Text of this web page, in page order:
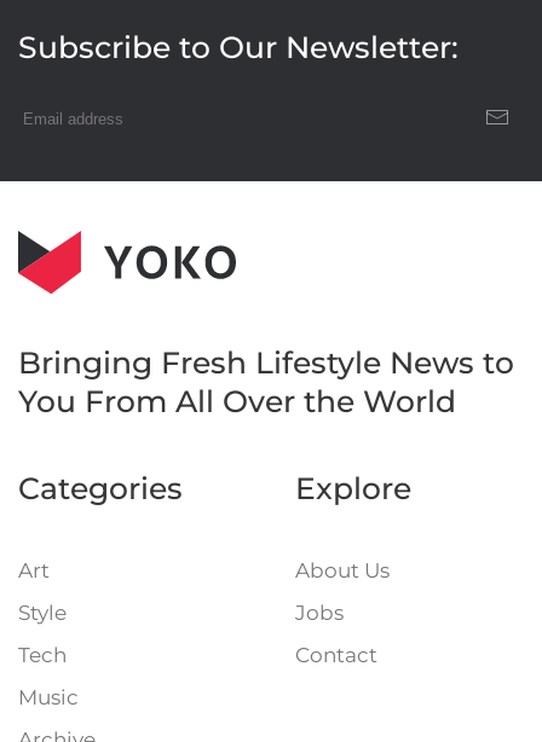
Subscribe to Our Newsletter:
Bringing Fresh Lifestyle News to
You From All Over the World
Categories
Art
Style
Tech
Music
Explore
About Us
Jobs
Contact